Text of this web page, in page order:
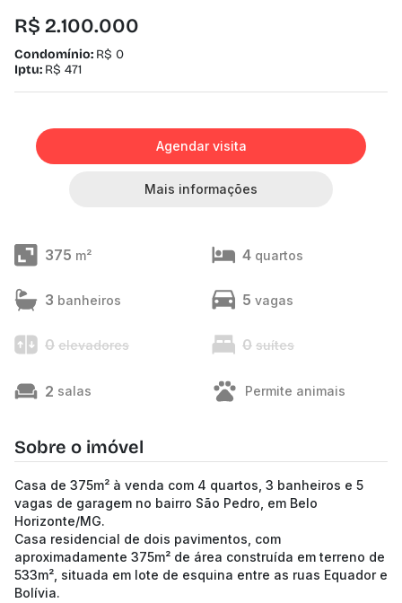
R$ 2.100.000
Condomínio: R$ 0
Iptu: R$ 471
Agendar visita
Mais informações
375 m² 4 quartos
3 banheiros 5 vagas
0 elevadores 0 suítes
2 salas Permite animais
Sobre o imóvel
Casa de 375m² à venda com 4 quartos, 3 banheiros e 5
vagas de garagem no bairro São Pedro, em Belo
Horizonte/MG.
Casa residencial de dois pavimentos, com
aproximadamente 375m² de área construída em terreno de
533m², situada em lote de esquina entre as ruas Equador e
Bolívia.